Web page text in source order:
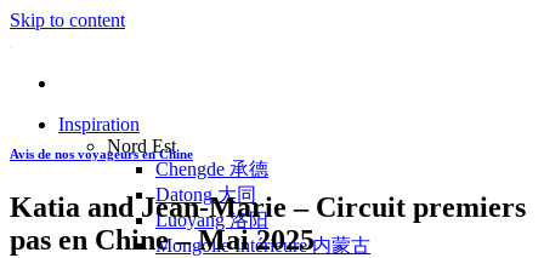
Skip to content
Inspiration
Nord Est
Chengde 承德
Datong 大同
Luoyang 洛阳
Mongolie Intérieure 内蒙古
Avis de nos voyageurs en Chine
Katia and Jean-Marie – Circuit premiers
pas en Chine – Mai 2025